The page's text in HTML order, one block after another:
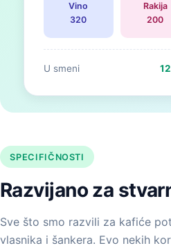
Vino
320
Rakija
200
U smeni
SPECIFIČNOSTI
Razvijano za
Sve što smo razvili za kafiće
vlasnika i šankera. Evo nekih